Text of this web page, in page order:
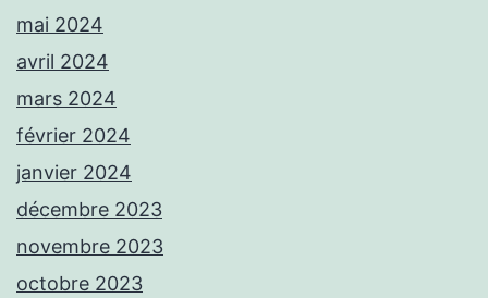
mai 2024
avril 2024
mars 2024
février 2024
janvier 2024
décembre 2023
novembre 2023
octobre 2023